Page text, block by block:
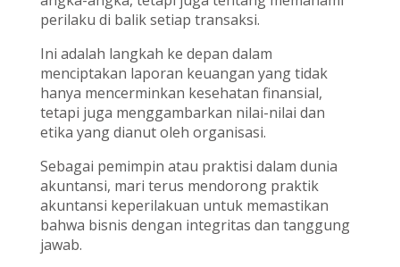
perilaku di balik setiap transaksi.
Ini adalah langkah ke depan dalam
menciptakan laporan keuangan yang tidak
hanya mencerminkan kesehatan finansial,
tetapi juga menggambarkan nilai-nilai dan
etika yang dianut oleh organisasi.
Sebagai pemimpin atau praktisi dalam dunia
akuntansi, mari terus mendorong praktik
akuntansi keperilakuan untuk memastikan
bahwa bisnis dengan integritas dan tanggung
jawab.